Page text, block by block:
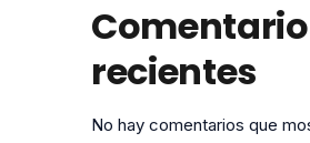
recientes
No hay comentarios que